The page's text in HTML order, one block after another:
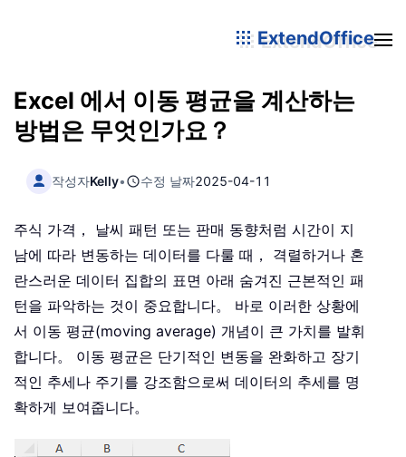
ExtendOffice
Excel 에서 이동 평균을 계산하는
방법은 무엇인가요？
작성자Kelly• 수정 날짜2025-04-11
주식 가격， 날씨 패턴 또는 판매 동향처럼 시간이 지
남에 따라 변동하는 데이터를 다룰 때， 격렬하거나 혼
란스러운 데이터 집합의 표면 아래 숨겨진 근본적인 패
턴을 파악하는 것이 중요합니다。 바로 이러한 상황에
서 이동 평균(moving average) 개념이 큰 가치를 발휘
합니다。 이동 평균은 단기적인 변동을 완화하고 장기
적인 추세나 주기를 강조함으로써 데이터의 추세를 명
확하게 보여줍니다。